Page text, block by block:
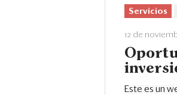
Servicios
12 de
Este es un